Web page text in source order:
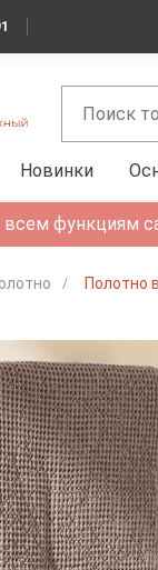
Новинки
функциям
Полотно